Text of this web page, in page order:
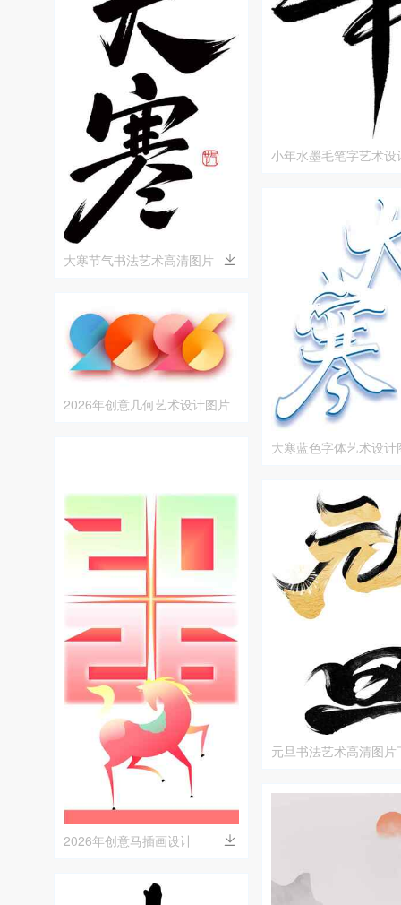
大寒节气书法艺术高清图片
2026年创意几何艺术设计图片
2026年创意马插画设计
小年水墨毛笔字艺术设
大寒蓝色字体艺术设计
元旦书法艺术高清图片